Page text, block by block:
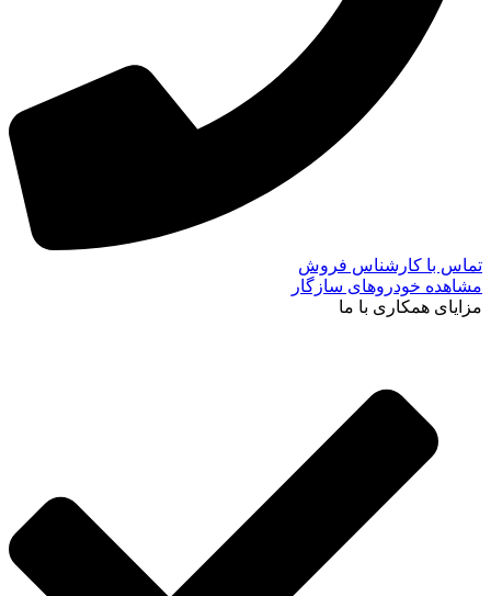
تماس با کارشناس فروش
مشاهده خودروهای سازگار
مزایای همکاری با ما